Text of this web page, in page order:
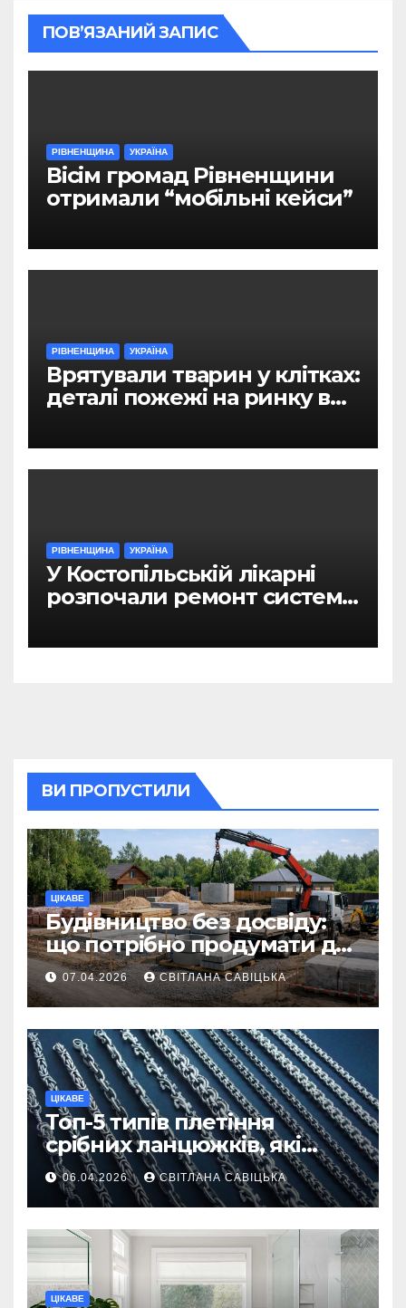
ПОВ’ЯЗАНИЙ ЗАПИС
РІВНЕНЩИНА УКРАЇНА
Вісім громад Рівненщини
отримали “мобільні кейси”
РІВНЕНЩИНА УКРАЇНА
Врятували тварин у клітках:
деталі пожежі на ринку в
РІВНЕНЩИНА УКРАЇНА
У Костопільській лікарні
розпочали ремонт системи
ВИ ПРОПУСТИЛИ
ЦІКАВЕ
Будівництво без досвіду:
що потрібно продумати до
першої доставки на
ділянку
07.04.2026 СВІТЛАНА САВІЦЬКА
ЦІКАВЕ
Топ-5 типів плетіння
срібних ланцюжків, які
вважаються
найнадійнішими
06.04.2026 СВІТЛАНА САВІЦЬКА
ЦІКАВЕ